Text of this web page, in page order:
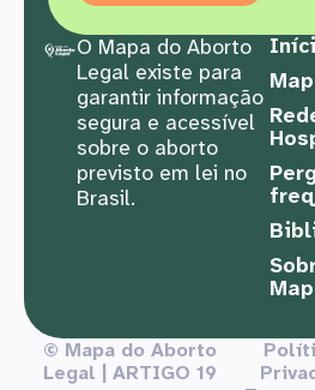
O Mapa do Aborto
Legal existe para
garantir informação
segura e acessível
sobre o aborto
previsto em lei no
Brasil.
© Mapa do Aborto
Legal | ARTIGO 19